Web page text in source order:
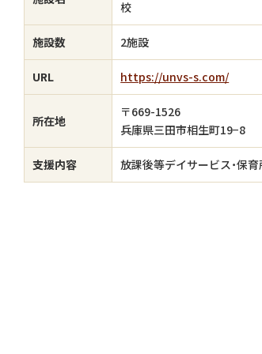
校
施設数 2施設
URL https://unvs-s.com/
所在地
〒669-1526
兵庫県三田市相生町19−8
支援内容 放課後等デイサービス・保